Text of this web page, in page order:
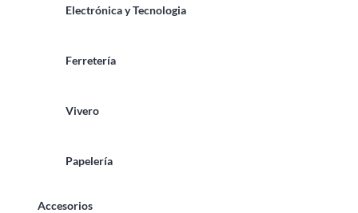
Electrónica y Tecnologia
Ferretería
Vivero
Papelería
Accesorios